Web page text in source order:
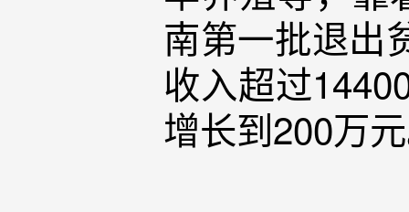
南第一批退出
收入超过
增长到200万